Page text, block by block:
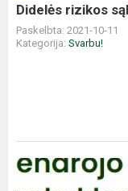
Didelės rizikos
Paskelbta: 2021-10-11
Kategorija: Svarbu!